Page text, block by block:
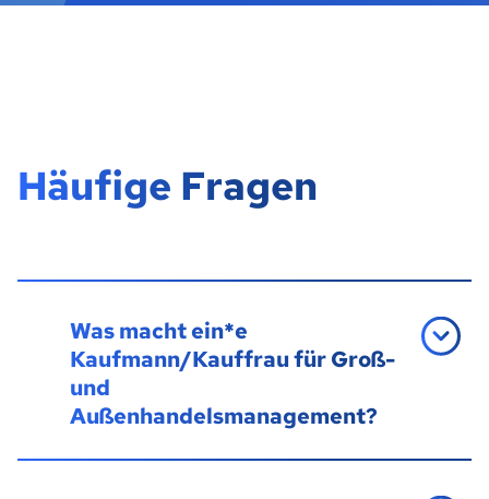
Häufige Fragen
Was macht ein*e
Kaufmann/Kauffrau für Groß-
und
Außenhandelsmanagement?